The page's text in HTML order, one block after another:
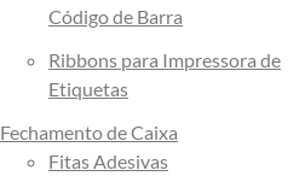
Código de Barra
Ribbons para Impressora de
Etiquetas
Fechamento de Caixa
Fitas Adesivas